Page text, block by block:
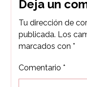
Deja un
Tu dirección de
publicada. Los
marcados con*
Comentario*